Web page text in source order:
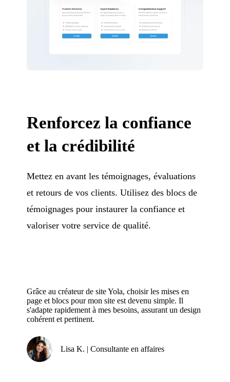
Renforcez la confiance
et la crédibilité
Mettez en avant les témoignages, évaluations
et retours de vos clients. Utilisez des blocs de
témoignages pour instaurer la confiance et
valoriser votre service de qualité.
Grâce au créateur de site Yola, choisir les mises en
page et blocs pour mon site est devenu simple. Il
s'adapte rapidement à mes besoins, assurant un design
cohérent et pertinent.
Lisa K. | Consultante en affaires